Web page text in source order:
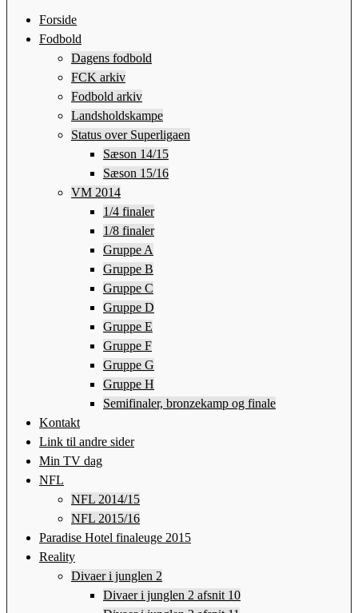
Forside
Fodbold
Dagens fodbold
FCK arkiv
Fodbold arkiv
Landsholdskampe
Status over Superligaen
Sæson 14/15
Sæson 15/16
VM 2014
1/4 finaler
1/8 finaler
Gruppe A
Gruppe B
Gruppe C
Gruppe D
Gruppe E
Gruppe F
Gruppe G
Gruppe H
Semifinaler, bronzekamp og finale
Kontakt
Link til andre sider
Min TV dag
NFL
NFL 2014/15
NFL 2015/16
Paradise Hotel finaleuge 2015
Reality
Divaer i junglen 2
Divaer i junglen 2 afsnit 10